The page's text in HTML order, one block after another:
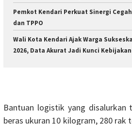
Pemkot Kendari Perkuat Sinergi
dan TPPO
Wali Kota Kendari Ajak Warga
2026, Data Akurat Jadi Kunci Kebijakan
Bantuan logistik yang disalurkan
beras ukuran 10 kilogram, 280 rak